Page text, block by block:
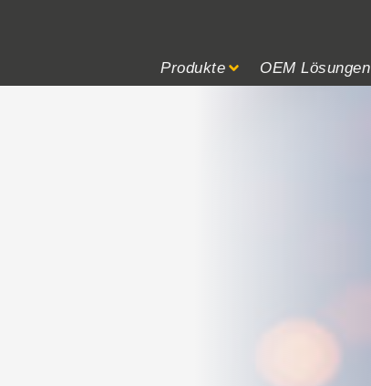
Produkte OEM Lösungen
– von überall und zu jeder Zeit